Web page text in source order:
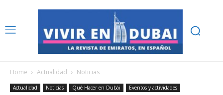
Home Actualidad Noticias
Actualidad Noticias Qué Hacer en Dubái Eventos y actividades